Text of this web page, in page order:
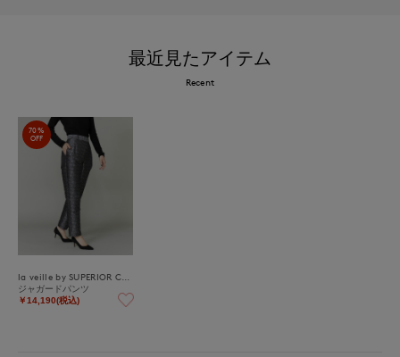
最近見たアイテム
Recent
70%
OFF
ジャガードパンツ
￥14,190(税込)